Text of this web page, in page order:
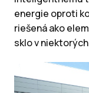
energie oproti
riešená ako
sklo v